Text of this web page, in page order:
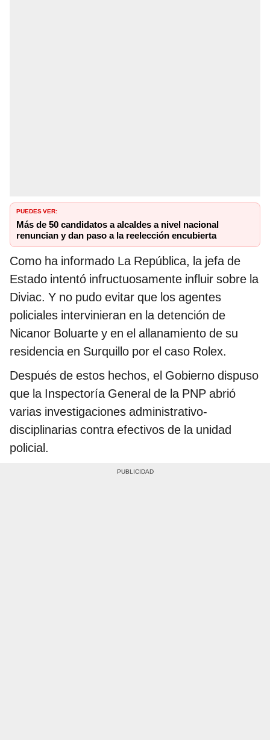
PUEDES VER:
Más de 50 candidatos a alcaldes a nivel nacional
renuncian y dan paso a la reelección encubierta
Como ha informado La República, la jefa de
Estado intentó infructuosamente influir sobre la
Diviac. Y no pudo evitar que los agentes
policiales intervinieran en la detención de
Nicanor Boluarte y en el allanamiento de su
residencia en Surquillo por el caso Rolex.
Después de estos hechos, el Gobierno dispuso
que la Inspectoría General de la PNP abrió
varias investigaciones administrativo-
disciplinarias contra efectivos de la unidad
policial.